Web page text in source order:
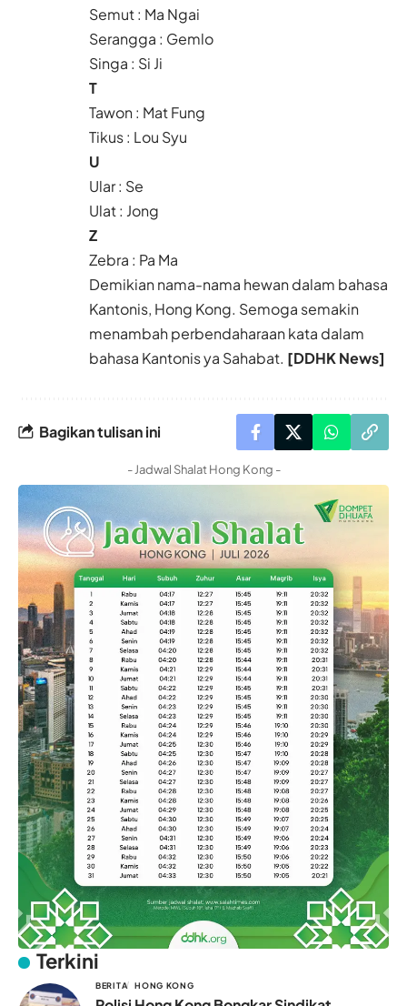
Semut : Ma Ngai
Serangga : Gemlo
Singa : Si Ji
T
Tawon : Mat Fung
Tikus : Lou Syu
U
Ular : Se
Ulat : Jong
Z
Zebra : Pa Ma
Demikian nama-nama hewan dalam bahasa
Kantonis, Hong Kong. Semoga semakin
menambah perbendaharaan kata dalam
bahasa Kantonis ya Sahabat. [DDHK News]
Bagikan tulisan ini
- Jadwal Shalat Hong Kong -
Terkini
BERITA HONG KONG